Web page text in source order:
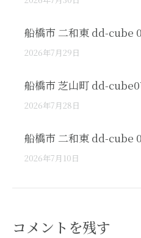
船橋市 二和東 dd-cube
2026年7月29日
船橋市 芝山町 dd-
2026年7月28日
船橋市 二和東 dd-cube
2026年7月10日
コメントを残す